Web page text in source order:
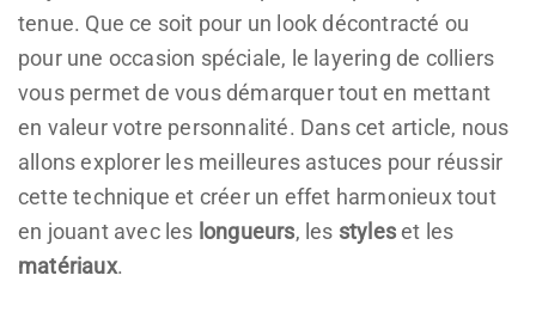
tenue. Que ce soit pour un look décontracté ou
pour une occasion spéciale, le layering de colliers
vous permet de vous démarquer tout en mettant
en valeur votre personnalité. Dans cet article, nous
allons explorer les meilleures astuces pour réussir
cette technique et créer un effet harmonieux tout
en jouant avec les longueurs, les styleset les
matériaux.